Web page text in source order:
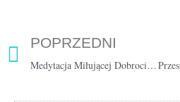
POPRZEDNI
Medytacja Miłującej Dobroci — droga do relaksu i szczęścia [20 min]